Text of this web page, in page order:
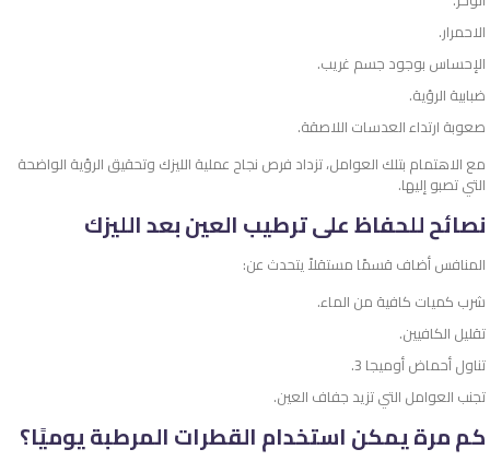
الاحمرار.
الإحساس بوجود جسم غريب.
ضبابية الرؤية.
صعوبة ارتداء العدسات اللاصقة.
مع الاهتمام بتلك العوامل، تزداد فرص نجاح عملية الليزك وتحقيق الرؤية الواضحة
التي تصبو إليها.
نصائح للحفاظ على ترطيب العين بعد الليزك
المنافس أضاف قسمًا مستقلاً يتحدث عن:
شرب كميات كافية من الماء.
تقليل الكافيين.
تناول أحماض أوميجا 3.
تجنب العوامل التي تزيد جفاف العين.
كم مرة يمكن استخدام القطرات المرطبة يوميًا؟